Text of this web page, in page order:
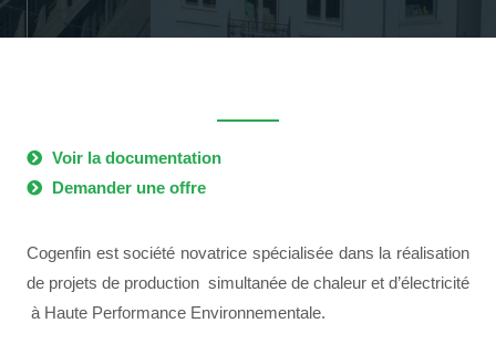
Voir la documentation
Demander une offre
Cogenfin est société novatrice spécialisée dans la réalisation
de projets de production simultanée de chaleur et d’électricité
à Haute Performance Environnementale.